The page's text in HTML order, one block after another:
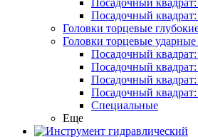
Посадочный
Посадочный
Головки торцевые
Головки торцевые ударные
Посадочный квадрат:
Посадочный квадрат:
Посадочный
Посадочный
Специальные
Еще